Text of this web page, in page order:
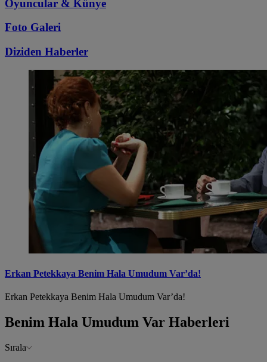
Oyuncular & Künye
Foto Galeri
Diziden Haberler
Erkan Petekkaya Benim Hala Umudum Var’da!
Erkan Petekkaya Benim Hala Umudum Var’da!
Benim Hala Umudum Var Haberleri
Sırala